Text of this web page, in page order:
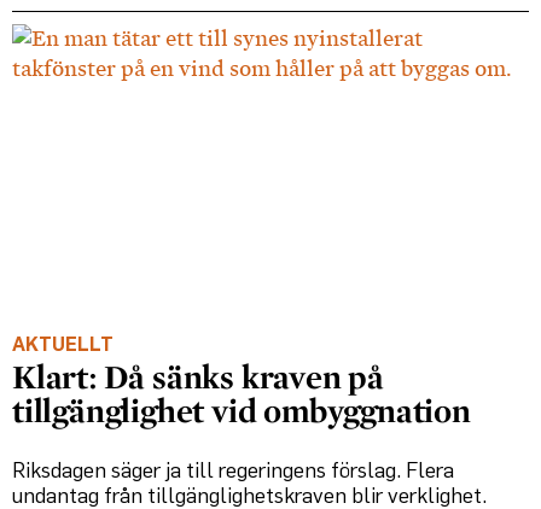
AKTUELLT
Klart: Då sänks kraven på
tillgänglighet vid ombyggnation
Riksdagen säger ja till regeringens förslag. Flera
undantag från tillgänglighetskraven blir verklighet.